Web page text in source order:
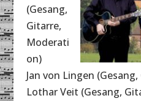
(Gesang,
Gitarre,
Moderati
on)
Jan von Lingen
Lothar Veit (Gesang,